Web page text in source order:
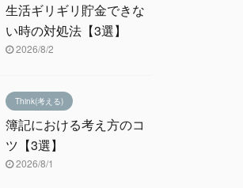
生活ギリギリ貯金できな
い時の対処法【3選】
2026/8/2
Think(考える)
簿記における考え方のコ
ツ【3選】
2026/8/1